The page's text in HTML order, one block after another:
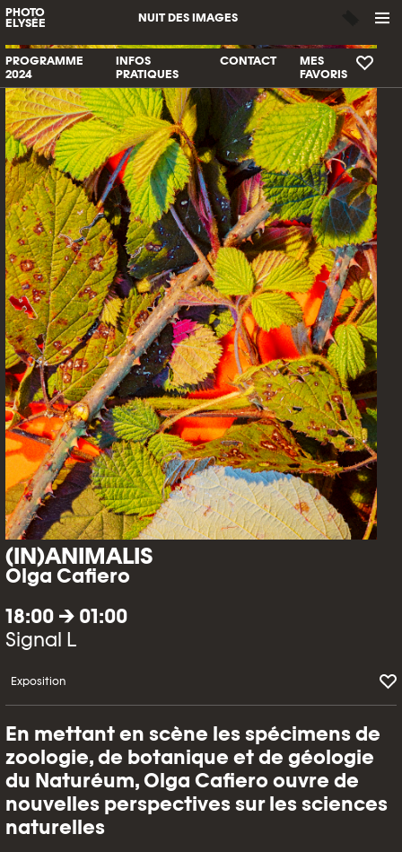
PHOTO
ELYSÉE
NUIT DES IMAGES
PROGRAMME
2024
INFOS
PRATIQUES
CONTACT
MES
FAVORIS
(IN)ANIMALIS
Olga Cafiero
18:00 → 01:00
Signal L
Exposition
En mettant en scène les spécimens de
zoologie, de botanique et de géologie
du Naturéum, Olga Cafiero ouvre de
nouvelles perspectives sur les sciences
naturelles